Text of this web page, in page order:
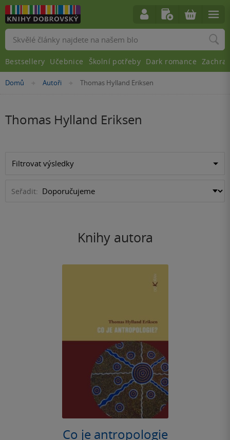
Nacházíte
Domů »Autoři »
Thomas Hylland Eriksen
Thomas Hylland Eriksen
Filtrovat výsledky
Seřadit:
Knihy autora
Co je antropologie
Vyhledávání
Bestsellery Učebnice Školní potřeby Dark romance